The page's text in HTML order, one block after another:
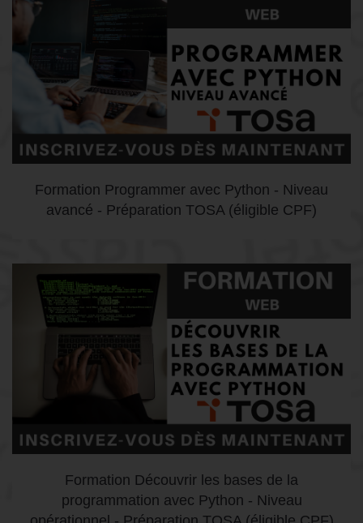
Formation Programmer avec Python - Niveau
avancé - Préparation TOSA (éligible CPF)
Formation Découvrir les bases de la
programmation avec Python - Niveau